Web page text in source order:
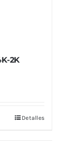
2K
Detalles